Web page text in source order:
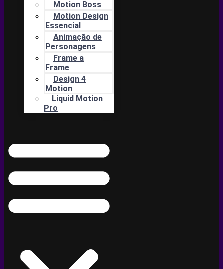
Motion Boss
Motion Design
Essencial
Animação de
Personagens
Frame a
Frame
Design 4
Motion
Liquid Motion
Pro